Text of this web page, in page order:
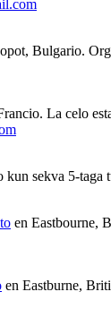
Bulgario.
La celo
kun sekva 5-
en Eastbourne,
en Eastburne,